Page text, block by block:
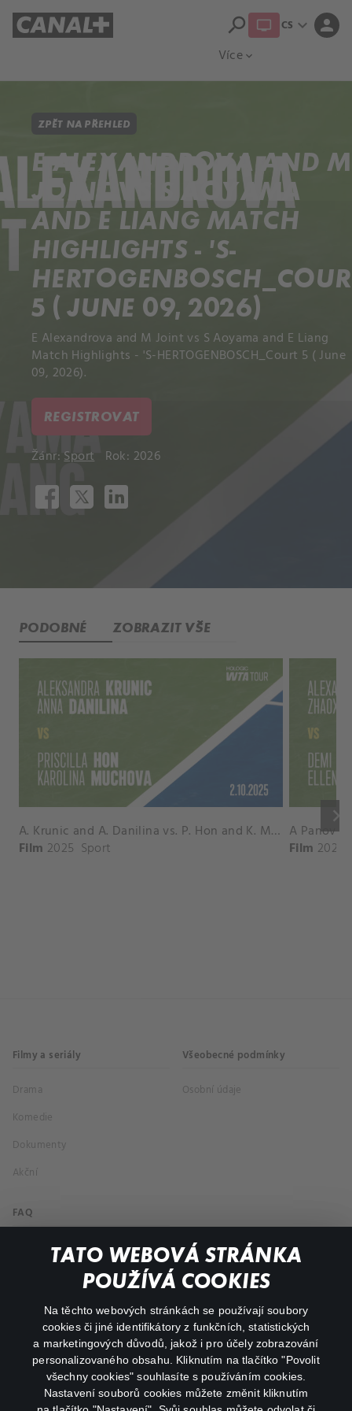
TATO WEBOVÁ STRÁNKA
POUŽÍVÁ COOKIES
Na těchto webových stránkách se používají soubory
cookies či jiné identifikátory z funkčních, statistických
a marketingových důvodů, jakož i pro účely zobrazování
personalizovaného obsahu. Kliknutím na tlačítko "Povolit
všechny cookies" souhlasíte s používáním cookies.
Nastavení souborů cookies můžete změnit kliknutím
Více expand_more
search CS expand_more person
ZPĚT NA PŘEHLED
E ALEXANDROVA AND M
JOINT VS S AOYAMA
AND E LIANG MATCH
HIGHLIGHTS - 'S-
5 ( JUNE 09, 2026)
E Alexandrova and M Joint vs S Aoyama and E Liang
Match Highlights - 'S-HERTOGENBOSCH_Court 5 ( June
09, 2026).
REGISTROVAT
Žánr:Sport Rok: 2026
PODOBNÉ ZOBRAZIT VŠE
keyboard_arrow_right
A. Krunic and A. Danilina vs. P. Hon and K. Muchova Match Highlights - BEIJING_Capital Group Diamond ( October 02, 2025)
Film 2025 Sport Film 2026
Filmy a seriály
Drama
Komedie
Dokumenty
Akční
Všeobecné podmínky
Osobní údaje
FAQ
Můj účet
Důležité odkazy
facebookinstagram
youtube